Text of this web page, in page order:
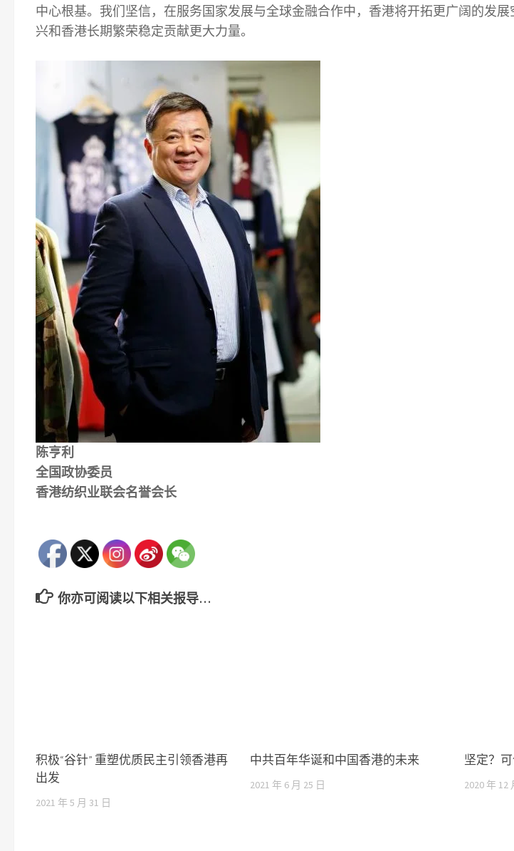
中心根基。我们坚信，在服务国家发展与全球金融合作中，香港将开拓更广阔的发
兴和香港长期繁荣稳定贡献更大力量。
陈亨利
全国政协委员
香港纺织业联会名誉会长
你亦可阅读以下相关报导…
积极“谷针” 重塑优质民主引领香港再
出发
2021 年 5 月 31 日
中共百年华诞和中国香港的未来
2021 年 6 月 25 日
坚定？
2020 年 12